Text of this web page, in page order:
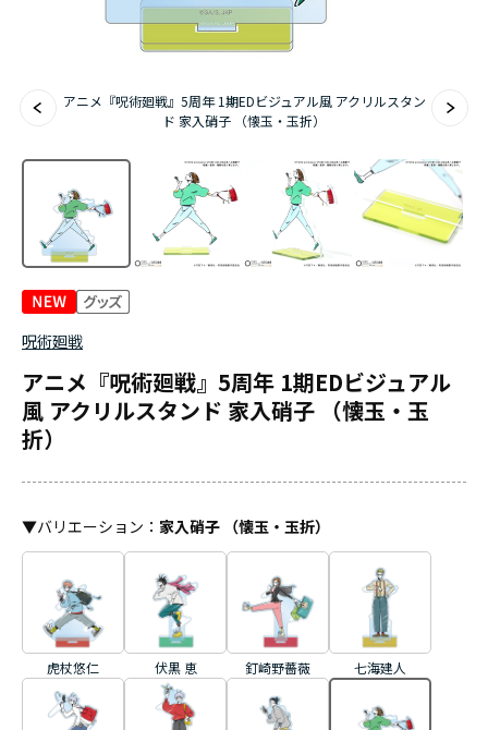
『無職転生Ⅲ ～異世界行ったら本気だす～』
『ふつつかな悪女ではございますが ～雛宮蝶鼠と
アニメ『呪術廻戦』5周年 1期EDビジュアル風 アクリルスタン
ド 家入硝子 （懐玉・玉折）
呪術廻戦
アニメ『呪術廻戦』5周年 1期EDビジュアル
風 アクリルスタンド 家入硝子 （懐玉・玉
折）
▼バリエーション ： 家入硝子 （懐玉・玉折）
虎杖悠仁 伏黒 恵 釘崎野薔薇 七海建人